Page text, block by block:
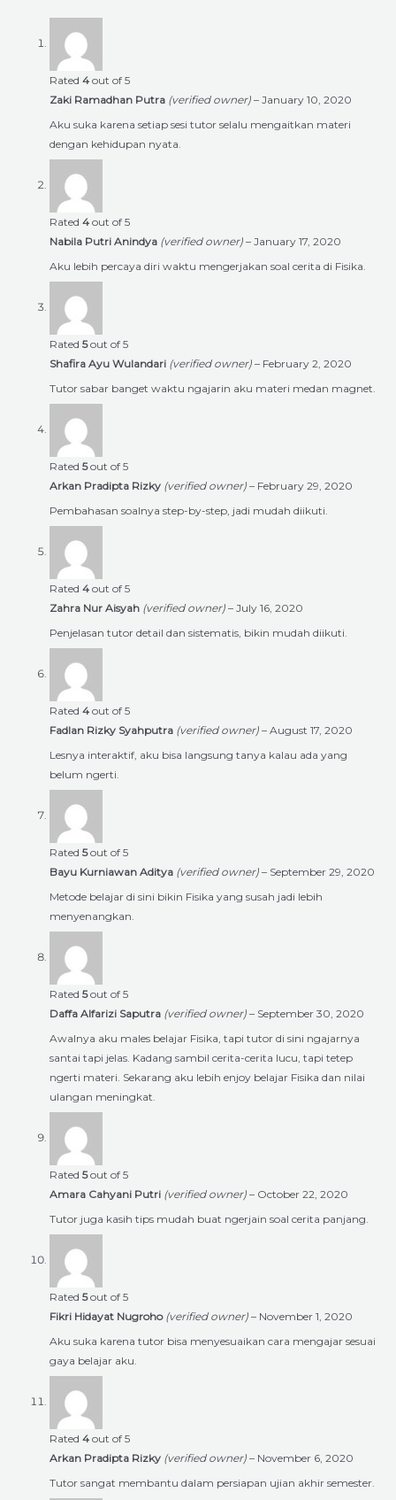
Rated 4 out of 5
Zaki Ramadhan Putra (verified owner) – January 10, 2020
Aku suka karena setiap sesi tutor selalu mengaitkan materi
dengan kehidupan nyata.
Rated 4 out of 5
Nabila Putri Anindya (verified owner) – January 17, 2020
Aku lebih percaya diri waktu mengerjakan soal cerita di Fisika.
Rated 5out of 5
Shafira Ayu Wulandari (verified owner) – February 2, 2020
Tutor sabar banget waktu ngajarin aku materi medan magnet.
Rated 5out of 5
Arkan Pradipta Rizky (verified owner) – February 29, 2020
Pembahasan soalnya step-by-step, jadi mudah diikuti.
Rated 4 out of 5
Zahra Nur Aisyah (verified owner) – July 16, 2020
Penjelasan tutor detail dan sistematis, bikin mudah diikuti.
Rated 4 out of 5
Fadlan Rizky Syahputra (verified owner) – August 17, 2020
Lesnya interaktif, aku bisa langsung tanya kalau ada yang
belum ngerti.
Rated 5out of 5
Bayu Kurniawan Aditya (verified owner) – September 29, 2020
Metode belajar di sini bikin Fisika yang susah jadi lebih
menyenangkan.
Rated 5out of 5
Daffa Alfarizi Saputra (verified owner) – September 30, 2020
Awalnya aku males belajar Fisika, tapi tutor di sini ngajarnya
santai tapi jelas. Kadang sambil cerita-cerita lucu, tapi tetep
ngerti materi. Sekarang aku lebih enjoy belajar Fisika dan nilai
ulangan meningkat.
Rated 5out of 5
Amara Cahyani Putri (verified owner) – October 22, 2020
Tutor juga kasih tips mudah buat ngerjain soal cerita panjang.
Rated 5out of 5
Fikri Hidayat Nugroho (verified owner) – November 1, 2020
Aku suka karena tutor bisa menyesuaikan cara mengajar sesuai
gaya belajar aku.
Rated 4 out of 5
Arkan Pradipta Rizky (verified owner) – November 6, 2020
Tutor sangat membantu dalam persiapan ujian akhir semester.